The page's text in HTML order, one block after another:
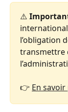
⚠️
l’obligation
transmettre
👉 En